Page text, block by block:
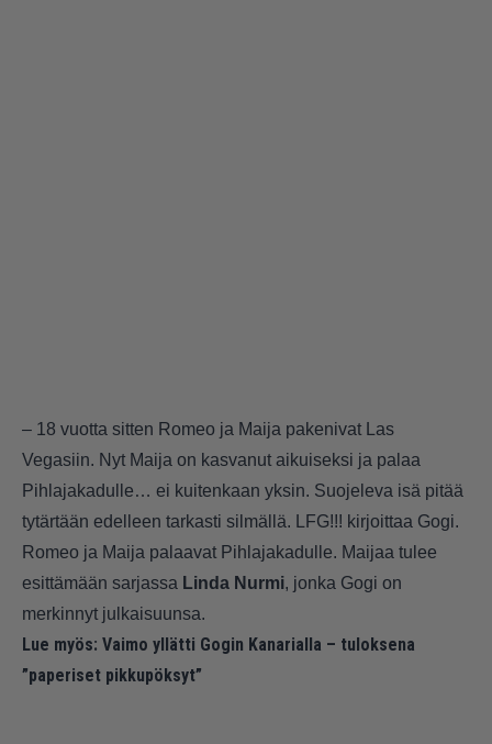
– 18 vuotta sitten Romeo ja Maija pakenivat Las
Vegasiin. Nyt Maija on kasvanut aikuiseksi ja palaa
Pihlajakadulle… ei kuitenkaan yksin. Suojeleva isä pitää
tytärtään edelleen tarkasti silmällä. LFG!!! kirjoittaa Gogi.
Romeo ja Maija palaavat Pihlajakadulle. Maijaa tulee
esittämään sarjassa Linda Nurmi, jonka Gogi on
merkinnyt julkaisuunsa.
Lue myös: Vaimo yllätti Gogin Kanarialla – tuloksena
”paperiset pikkupöksyt”